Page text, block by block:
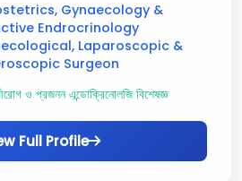
Gynaecology &
Endrocrinology
Laparoscopic &
Surgeon
ও প্রজনন এন্ডোক্রিনোলজি বিশেষজ্ঞ
Full Profile